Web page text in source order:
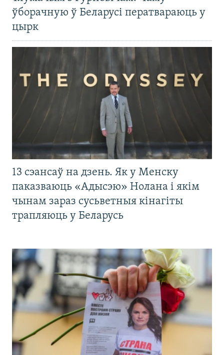
ўборачную ў Беларусі ператвараюць у
цырк
13 сэансаў на дзень. Як у Менску
паказваюць «Адысэю» Нолана і якім
чынам зараз сусьветныя кінагіты
трапляюць у Беларусь